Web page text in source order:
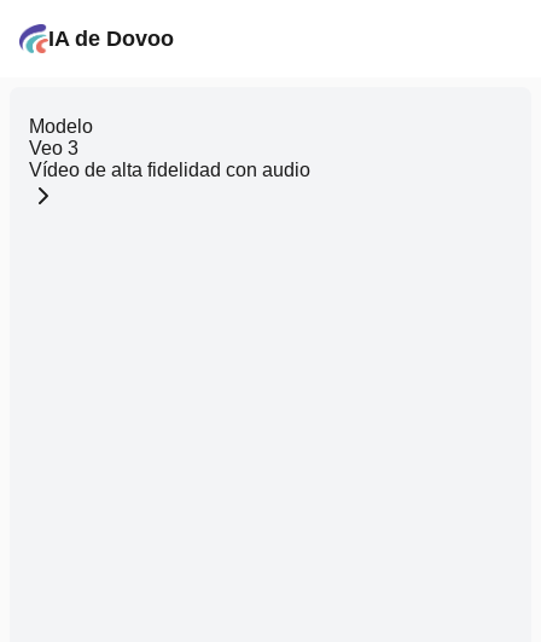
IA de Dovoo
Modelo
Veo 3
Vídeo de alta fidelidad con audio